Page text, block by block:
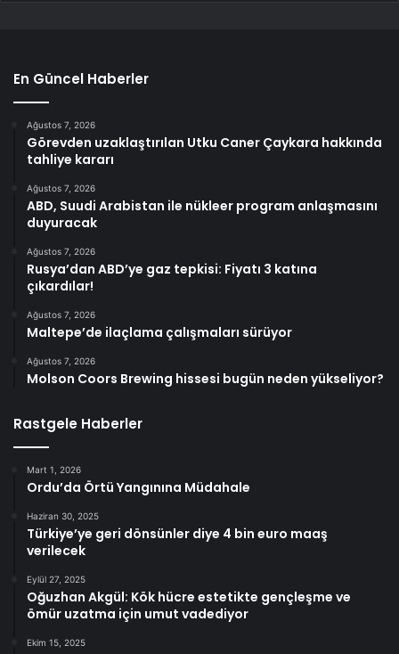
En Güncel Haberler
Ağustos 7, 2026
Görevden uzaklaştırılan Utku Caner Çaykara hakkında
tahliye kararı
Ağustos 7, 2026
ABD, Suudi Arabistan ile nükleer program anlaşmasını
duyuracak
Ağustos 7, 2026
Rusya’dan ABD’ye gaz tepkisi: Fiyatı 3 katına
çıkardılar!
Ağustos 7, 2026
Maltepe’de ilaçlama çalışmaları sürüyor
Ağustos 7, 2026
Molson Coors Brewing hissesi bugün neden yükseliyor?
Rastgele Haberler
Mart 1, 2026
Ordu’da Örtü Yangınına Müdahale
Haziran 30, 2025
Türkiye’ye geri dönsünler diye 4 bin euro maaş
verilecek
Eylül 27, 2025
Oğuzhan Akgül: Kök hücre estetikte gençleşme ve
ömür uzatma için umut vadediyor
Ekim 15, 2025